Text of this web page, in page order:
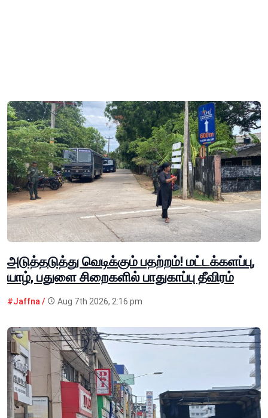
அடுத்தடுத்து வெடிக்கும் பதற்றம்! மட்டக்களப்பு,
யாழ், பதுளை சிறைகளில் பாதுகாப்பு தீவிரம்
#Jaffna / Aug 7th 2026, 2:16 pm